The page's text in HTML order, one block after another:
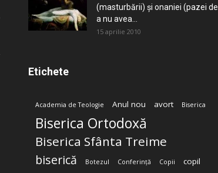
(masturbării) şi onaniei (pazei de
a nu avea...
15 aprilie 2010
Etichete
Academia de Teologie Anul nou avort Biserica
Biserica Ortodoxă
Biserica Sfânta Treime
biserică Botezul Conferință Copii
copil